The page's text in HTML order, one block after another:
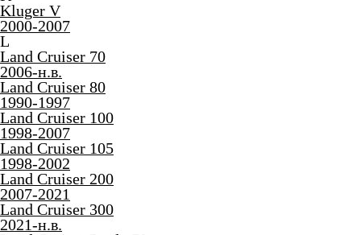
Kluger V
2000-2007
L
Land Cruiser 70
2006-н.в.
Land Cruiser 80
1990-1997
Land Cruiser 100
1998-2007
Land Cruiser 105
1998-2002
Land Cruiser 200
2007-2021
Land Cruiser 300
2021-н.в.